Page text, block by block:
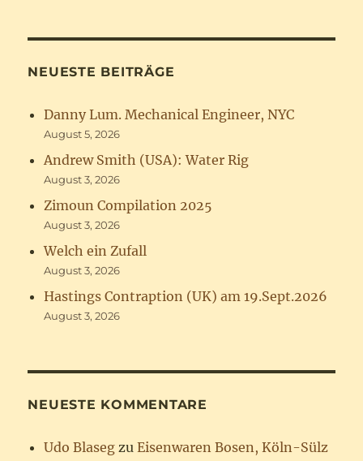
NEUESTE BEITRÄGE
Danny Lum. Mechanical Engineer, NYC
August 5, 2026
Andrew Smith (USA): Water Rig
August 3, 2026
Zimoun Compilation 2025
August 3, 2026
Welch ein Zufall
August 3, 2026
Hastings Contraption (UK) am 19.Sept.2026
August 3, 2026
NEUESTE KOMMENTARE
Udo Blaseg zuEisenwaren Bosen, Köln-Sülz